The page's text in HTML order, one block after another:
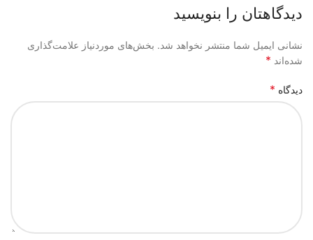
دیدگاهتان را بنویسید
نشانی ایمیل شما منتشر نخواهد شد. بخش‌های موردنیاز علامت‌گذاری
شده‌اند *
دیدگاه *